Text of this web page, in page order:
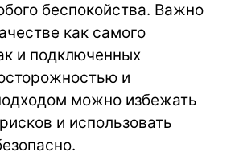
беспокойства. Важно
как самого
и подключенных
и
можно избежать
и использовать